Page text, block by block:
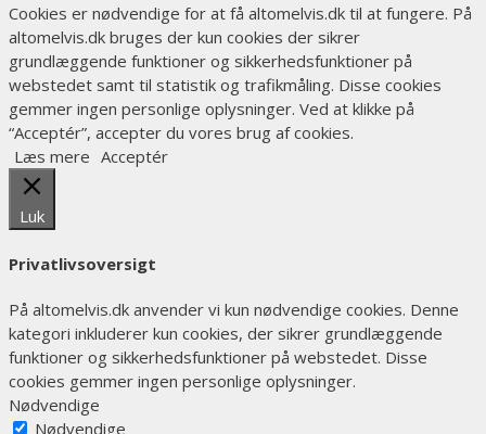
Cookies er nødvendige for at få altomelvis.dk til at fungere. På
altomelvis.dk bruges der kun cookies der sikrer
grundlæggende funktioner og sikkerhedsfunktioner på
webstedet samt til statistik og trafikmåling. Disse cookies
gemmer ingen personlige oplysninger. Ved at klikke på
“Acceptér”, accepter du vores brug af cookies.
Læs mere Acceptér
Luk
Privatlivsoversigt
På altomelvis.dk anvender vi kun nødvendige cookies. Denne
kategori inkluderer kun cookies, der sikrer grundlæggende
funktioner og sikkerhedsfunktioner på webstedet. Disse
cookies gemmer ingen personlige oplysninger.
Nødvendige
Nødvendige